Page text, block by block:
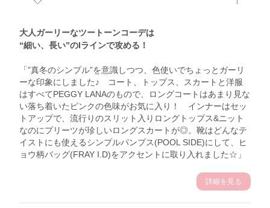
大人ガーリーなツートーンコーデは
“細い、長い”のIラインで攻める！
「”真冬のシンプル”を意識しつつ、色使いでちょっとガーリ
ーな印象にしました♪ コート、トップス、スカートと洋服
はすべてPEGGY LANAのもので、ロングコートはあまり見な
い落ち着いたピンクの色味がお気に入り！ インナーはセッ
トアップで、流行りのスリット入りロングトップス&ニット
なのにプリーツが珍しいロングスカートが◎。靴はどんなテ
イストにも使えるシンプルパンプス(POOL SIDE)にして、ヒ
ョウ柄バッグ(FRAY I.D)をアクセントに取り入れました☆」
詳細を見る